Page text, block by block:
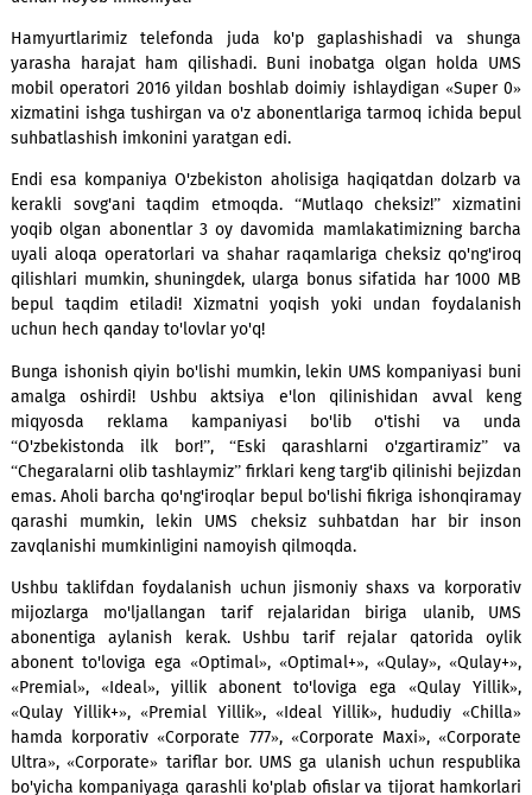
rejasidan qat'iy nazar cheksiz suhbatlashish uchun UMS
yoki korporativ mijoziga aylanish kifoya! Bu O'zbekiston
uchun noyob imkoniyat!
Hamyurtlarimiz telefonda juda ko'p gaplashishadi va
yarasha harajat ham qilishadi. Buni inobatga olgan
mobil operatori 2016 yildan boshlab doimiy ishlaydigan
xizmatini ishga tushirgan va o'z abonentlariga tarmoq ichida
suhbatlashish imkonini yaratgan edi.
Endi esa kompaniya O'zbekiston aholisiga haqiqatdan
kerakli sovg'ani taqdim etmoqda. “Mutlaqo cheksiz!”
yoqib olgan abonentlar 3 oy davomida mamlakatimizning
qilishlari mumkin, shuningdek, ularga bonus sifatida har
bepul taqdim etiladi! Xizmatni yoqish yoki undan
uchun hech qanday to'lovlar yo'q!
Bunga ishonish qiyin bo'lishi mumkin, lekin UMS
amalga oshirdi! Ushbu aktsiya e'lon qilinishidan avval
miqyosda reklama kampaniyasi bo'lib o'tishi va
“Chegaralarni olib tashlaymiz” firklari keng targ'ib qilinishi
emas. Aholi barcha qo'ng'iroqlar bepul bo'lishi fikriga
qarashi mumkin, lekin UMS cheksiz suhbatdan har bir
zavqlanishi mumkinligini namoyish qilmoqda.
Ushbu taklifdan foydalanish uchun jismoniy shaxs va
mijozlarga mo'ljallangan tarif rejalaridan biriga ulanib,
abonentiga aylanish kerak. Ushbu tarif rejalar